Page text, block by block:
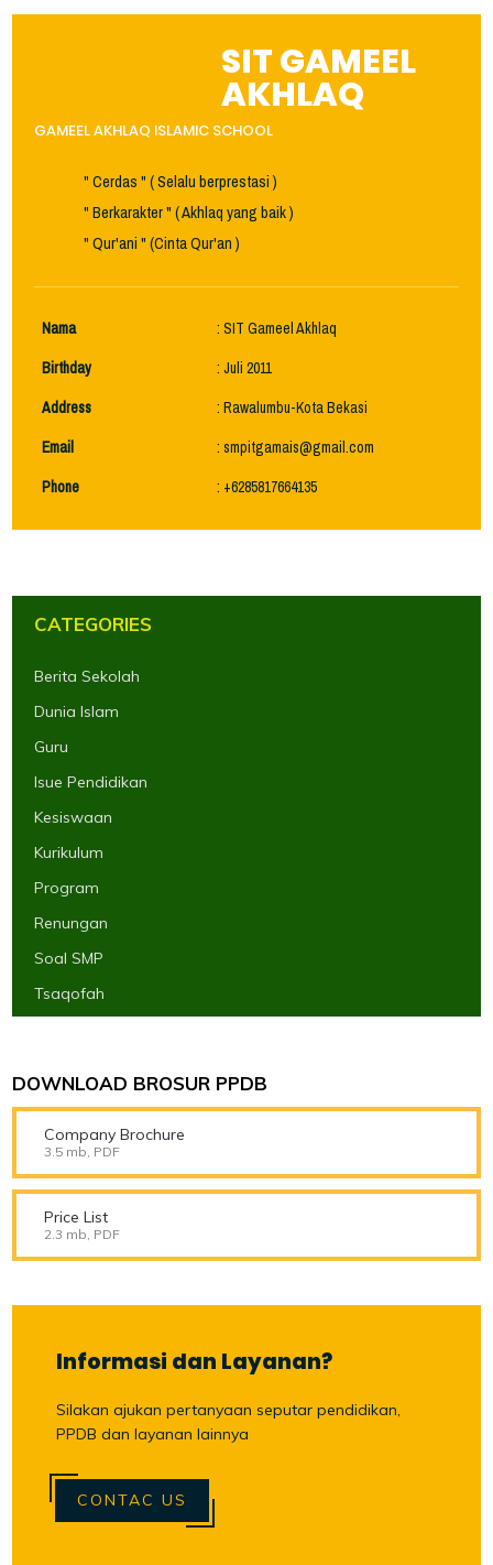
SIT GAMEEL
AKHLAQ
GAMEEL AKHLAQ ISLAMIC SCHOOL
" Cerdas " ( Selalu berprestasi )
" Berkarakter " ( Akhlaq yang baik )
" Qur'ani " (Cinta Qur'an )
Nama
: SIT Gameel Akhlaq
Birthday
: Juli 2011
Address
: Rawalumbu-Kota Bekasi
Email
:smpitgamais@gmail.com
Phone
: +6285817664135
CATEGORIES
Berita Sekolah
Dunia Islam
Guru
Isue Pendidikan
Kesiswaan
Kurikulum
Program
Renungan
Soal SMP
Tsaqofah
DOWNLOAD BROSUR PPDB
Company Brochure
3.5 mb, PDF
Price List
2.3 mb, PDF
Informasi dan Layanan?
Silakan ajukan pertanyaan seputar pendidikan,
PPDB dan layanan lainnya
CONTAC US